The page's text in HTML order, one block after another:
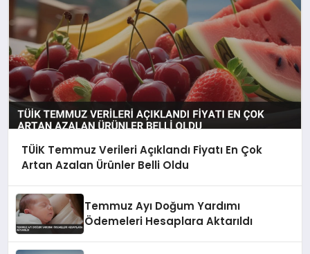
TÜİK Temmuz Verileri Açıklandı Fiyatı En Çok
Artan Azalan Ürünler Belli Oldu
Temmuz Ayı Doğum Yardımı
Ödemeleri Hesaplara Aktarıldı